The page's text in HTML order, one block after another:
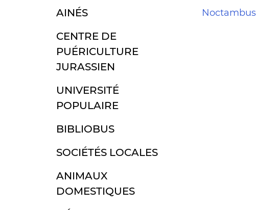
AINÉS
CENTRE DE
PUÉRICULTURE
JURASSIEN
UNIVERSITÉ
POPULAIRE
BIBLIOBUS
SOCIÉTÉS LOCALES
ANIMAUX
DOMESTIQUES
Noctambus